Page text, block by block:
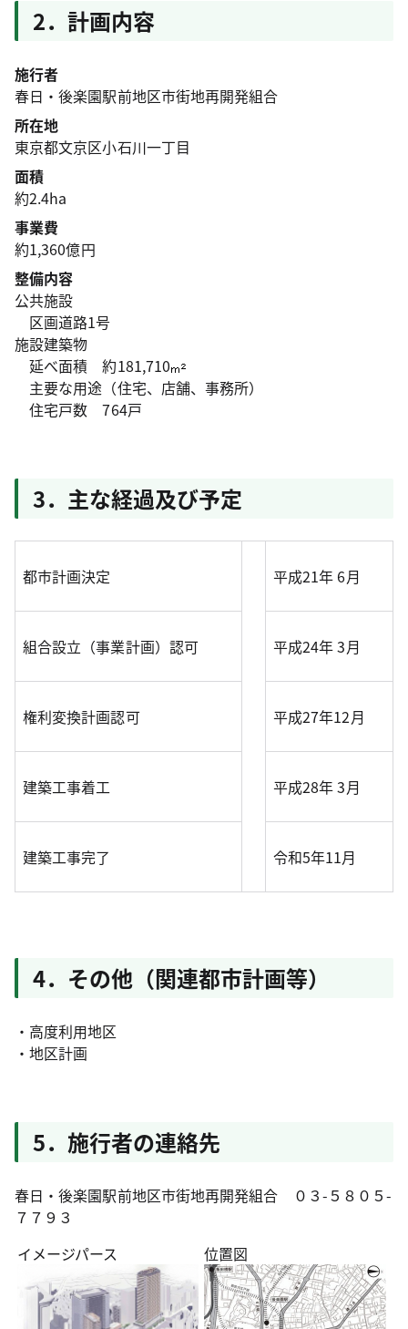
2．計画内容
施行者
春日・後楽園駅前地区市街地再開発組合
所在地
東京都文京区小石川一丁目
面積
約2.4ha
事業費
約1,360億円
整備内容
公共施設
区画道路1号
施設建築物
延べ面積 約181,710
主要な用途（住宅、店舗、事務所）
住宅戸数 764戸
3．主な経過及び予定
都市計画決定 平成21年 6月
組合設立（事業計画）認可 平成24年 3月
権利変換計画認可 平成27年12月
建築工事着工 平成28年 3月
建築工事完了 令和5年11月
4．その他（関連都市計画等）
・高度利用地区
・地区計画
5．施行者の連絡先
春日・後楽園駅前地区市街地再開発組合 ０３-５８０５-
７７９３
イメージパース
位置図